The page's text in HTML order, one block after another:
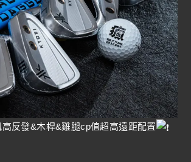
反發&木桿&雞腿cp值超高遠距配置